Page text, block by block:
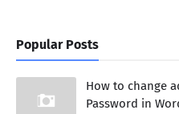
Popular Posts
How to change
Password in